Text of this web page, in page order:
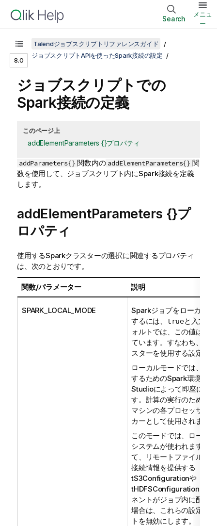
Search
メニュ
ー
8.0
Talendジョブスクリプトリファレンスガイド
ジョブスクリプトAPIを使ったSpark接続の設定
ジョブスクリプトでの
Spark接続の定義
このページ上
addElementParameters {}プロパティ
addParameters{} 関数内の addElementParameters{} 関
数を使用して、ジョブスクリプト内にSpark接続を定義
します。
addElementParameters {}プ
ロパティ
使用するSparkクラスターの選択に関連するプロパティ
は、次のとおりです。
関数/パラメーター 説明
SPARK_LOCAL_MODE
Sparkジョブをローカル
するには、 trueと入力し
ォルトでは、この値は
ています。すなわち、リ
スターを使用する設定で
ローカルモードでは、ジ
するためのSpark環境が
Studioによって即座に構
す。計算の実行のために
マシンの各プロセッサー
カーとして使用されます。
このモードでは、ローカ
システムが使われます。
て、リモートファイルシ
接続情報を提供する
tS3Configurationや
tHDFSConfiguration
ネントがジョブ内に配置
場合は、これらの設定コ
トを無効にします。